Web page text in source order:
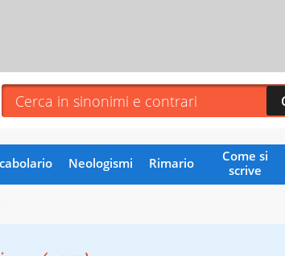
Neologismi Rimario
Come si
scrive